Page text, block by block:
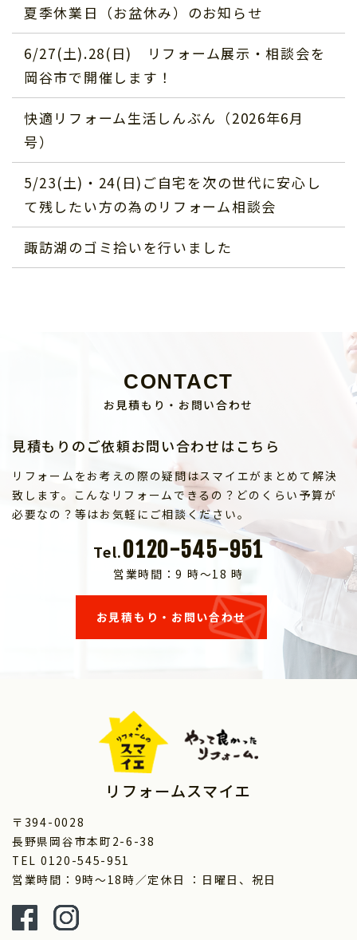
夏季休業日（お盆休み）のお知らせ
6/27(土).28(日) リフォーム展示・相談会を
岡谷市で開催します！
快適リフォーム生活しんぶん（2026年6月
号）
5/23(土)・24(日)ご自宅を次の世代に安心し
て残したい方の為のリフォーム相談会
諏訪湖のゴミ拾いを行いました
CONTACT
お見積もり・お問い合わせ
見積もりのご依頼お問い合わせはこちら
リフォームをお考えの際の疑問はスマイエがまとめて解決
致します。こんなリフォームできるの？どのくらい予算が
必要なの？等はお気軽にご相談ください。
Tel.0120-545-951
営業時間：9 時～18 時
お見積もり・お問い合わせ
リフォームスマイエ
〒394-0028
長野県岡谷市本町2-6-38
TEL 0120-545-951
営業時間：9時～18時／定休日 ：日曜日、祝日